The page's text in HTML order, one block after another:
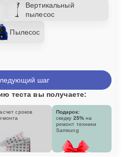
Вертикальный
пылесос
Пылесос
шаг
теста вы получаете:
сроков
Подарок:
скидку 25% на
ремонт техники
Samsung